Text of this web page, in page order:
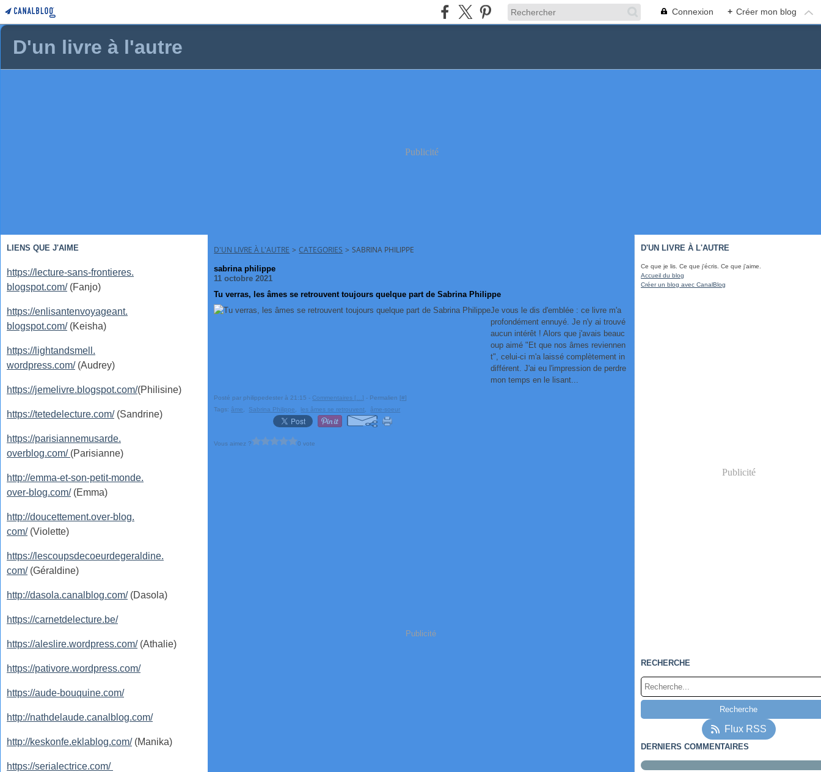
Connexion + Créer mon blog
D'un livre à l'autre
Publicité
LIENS QUE J'AIME
https://lecture-sans-frontieres.
blogspot.com/(Fanjo)
https://enlisantenvoyageant.
blogspot.com/(Keisha)
https://lightandsmell.
wordpress.com/(Audrey)
https://jemelivre.blogspot.com/(Philisine)
https://tetedelecture.com/(Sandrine)
https://parisiannemusarde.
overblog.com/ (Parisianne)
http://emma-et-son-petit-monde.
over-blog.com/(Emma)
http://doucettement.over-blog.
com/(Violette)
https://lescoupsdecoeurdegeraldine.
com/(Géraldine)
http://dasola.canalblog.com/(Dasola)
https://carnetdelecture.be/
https://aleslire.wordpress.com/(Athalie)
https://pativore.wordpress.com/
https://aude-bouquine.com/
http://nathdelaude.canalblog.com/
http://keskonfe.eklablog.com/(Manika)
https://serialectrice.com/
D'UN LIVRE À L'AUTRE > CATEGORIES > SABRINA PHILIPPE
sabrina philippe
11 octobre 2021
Tu verras, les âmes se retrouvent toujours quelque part de Sabrina Philippe
Je vous le dis d'emblée : ce livre m'a
profondément ennuyé. Je n'y ai trouvé
aucun intérêt ! Alors que j'avais beauc
oup aimé "Et que nos âmes reviennen
t", celui-ci m'a laissé complètement in
différent. J'ai eu l'impression de perdre
mon temps en le lisant...
Posté par philippedester à 21:15 - Commentaires [ …] - Permalien [#]
Tags:âme Sabrina Philippe les âmes se retrouvent ,âme-soeur
Vous aimez ? 0 vote
Publicité
D'UN LIVRE À L'AUTRE
Ce que je lis. Ce que j'écris. Ce que j'aime.
Accueil du blog
Créer un blog avec CanalBlog
Publicité
RECHERCHE
Flux RSS
DERNIERS COMMENTAIRES